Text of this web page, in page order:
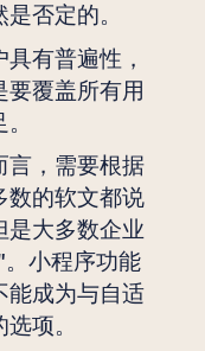
否定的。
有普遍性，
要覆盖所有用
言，需要根据
数的软文都说
是大多数企业
小程序功能
能成为与自适
项。